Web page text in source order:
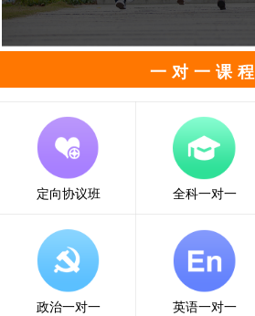
一对一课程
定向协议班 全科一对一
政治一对一 英语一对一